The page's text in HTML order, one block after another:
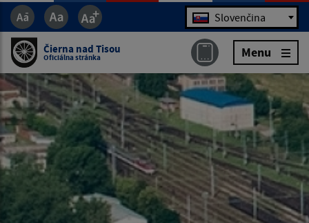
Jazyk Slovenčina
Čierna nad Tisou
Oficiálna stránka Menu